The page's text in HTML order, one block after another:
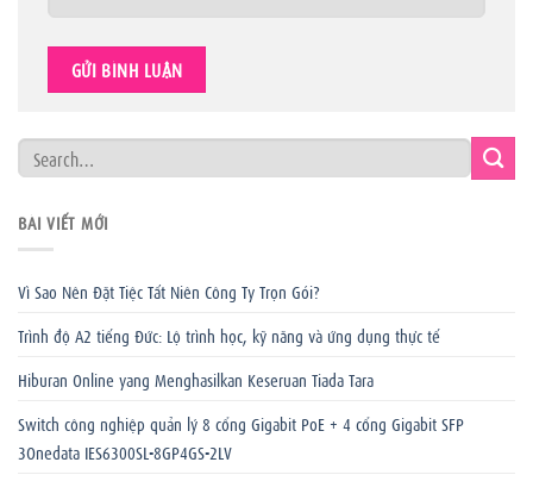
BÀI VIẾT MỚI
Vì Sao Nên Đặt Tiệc Tất Niên Công Ty Trọn Gói?
Trình độ A2 tiếng Đức: Lộ trình học, kỹ năng và ứng dụng thực tế
Hiburan Online yang Menghasilkan Keseruan Tiada Tara
Switch công nghiệp quản lý 8 cổng Gigabit PoE + 4 cổng Gigabit SFP
3Onedata IES6300SL-8GP4GS-2LV